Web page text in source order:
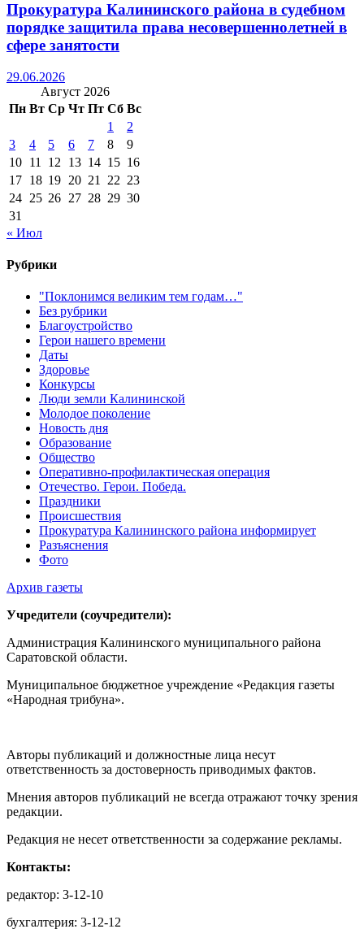
Прокуратура Калининского района в судебном
порядке защитила права несовершеннолетней в
сфере занятости
29.06.2026
Август 2026
Пн Вт Ср Чт Пт Сб Вс
1
2
3
4 5 6 7 8
9
10 11 12 13 14 15 16
17 18 19 20 21 22 23
24 25 26 27 28 29 30
31
« Июл
Рубрики
"Поклонимся великим тем годам…"
Без рубрики
Благоустройство
Герои нашего времени
Даты
Здоровье
Конкурсы
Люди земли Калининской
Молодое поколение
Новость дня
Образование
Общество
Оперативно-профилактическая операция
Отечество. Герои. Победа.
Праздники
Происшествия
Прокуратура Калининского района информирует
Разъяснения
Фото
Архив газеты
Учредители (соучредители):
Администрация Калининского муниципального района
Саратовской области.
Муниципальное бюджетное учреждение «Редакция газеты
«Народная трибуна».
Авторы публикаций и должностные лица несут
ответственность за достоверность приводимых фактов.
Мнения авторов публикаций не всегда отражают точку зрения
редакции.
Редакция не несет ответственности за содержание рекламы.
Контакты:
редактор: 3-12-10
бухгалтерия: 3-12-12